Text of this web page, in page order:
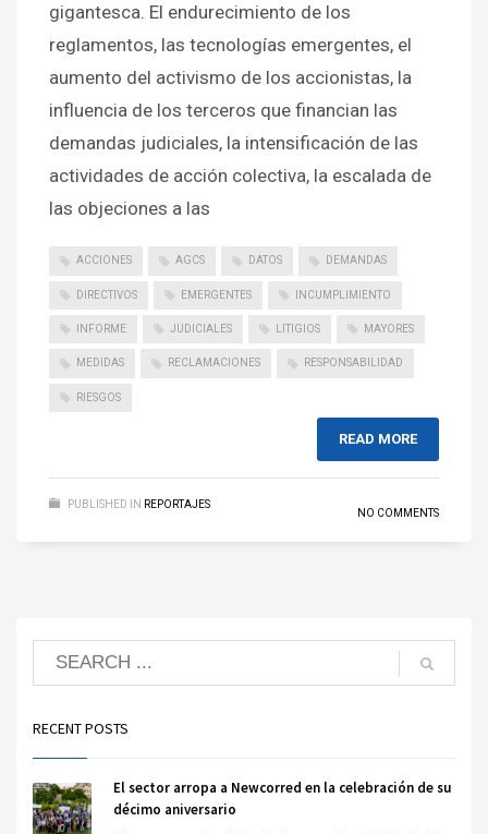
gigantesca. El endurecimiento de los
reglamentos, las tecnologías emergentes, el
aumento del activismo de los accionistas, la
influencia de los terceros que financian las
demandas judiciales, la intensificación de las
actividades de acción colectiva, la escalada de
las objeciones a las
ACCIONES AGCS DATOS DEMANDAS
DIRECTIVOS EMERGENTES INCUMPLIMIENTO
INFORME JUDICIALES LITIGIOS MAYORES
MEDIDAS RECLAMACIONES RESPONSABILIDAD
RIESGOS
READ MORE
PUBLISHED IN REPORTAJES
NO COMMENTS
RECENT POSTS
El sector arropa a Newcorred en la celebración de su
décimo aniversario